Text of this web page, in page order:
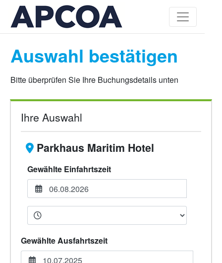
Auswahl bestätigen
Bitte überprüfen Sie Ihre Buchungsdetails unten
Ihre Auswahl
Parkhaus Maritim Hotel
Gewählte Einfahrtszeit
Gewählte Ausfahrtszeit